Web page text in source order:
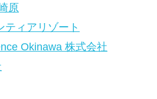
原
ィアリゾート
Okinawa 株式会社